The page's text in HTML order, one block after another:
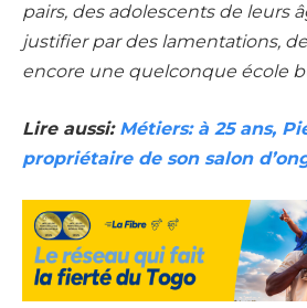
pairs, des adolescents de leurs
justifier par des lamentations,
encore une quelconque école
Lire aussi: Métiers: à 25 ans,
propriétaire de son salon